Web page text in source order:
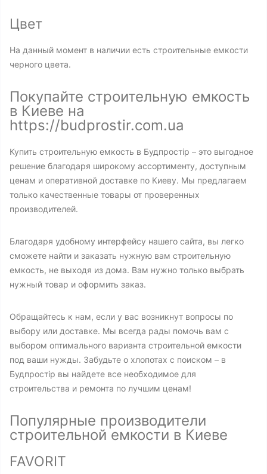
Цвет
На данный момент в наличии есть строительные емкости
черного цвета.
Покупайте строительную емкость
в Киеве на
https://budprostir.com.ua
Купить строительную емкость в Будпростір – это выгодное
решение благодаря широкому ассортименту, доступным
ценам и оперативной доставке по Киеву. Мы предлагаем
только качественные товары от проверенных
производителей.
Благодаря удобному интерфейсу нашего сайта, вы легко
сможете найти и заказать нужную вам строительную
емкость, не выходя из дома. Вам нужно только выбрать
нужный товар и оформить заказ.
Обращайтесь к нам, если у вас возникнут вопросы по
выбору или доставке. Мы всегда рады помочь вам с
выбором оптимального варианта строительной емкости
под ваши нужды. Забудьте о хлопотах с поиском – в
Будпростір вы найдете все необходимое для
строительства и ремонта по лучшим ценам!
Популярные производители
строительной емкости в Киеве
FAVORIT